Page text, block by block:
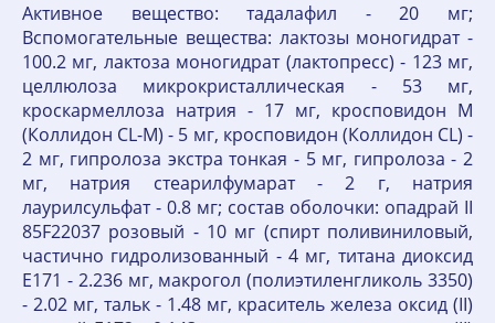
Активное вещество: тадалафил - 20 мг;
Вспомогательные вещества: лактозы моногидрат -
100.2 мг, лактоза моногидрат (лактопресс) - 123 мг,
целлюлоза микрокристаллическая - 53 мг,
кроскармеллоза натрия - 17 мг, кросповидон М
(Коллидон CL-M) - 5 мг, кросповидон (Коллидон CL) -
2 мг, гипролоза экстра тонкая - 5 мг, гипролоза - 2
мг, натрия стеарилфумарат - 2 г, натрия
лаурилсульфат - 0.8 мг; состав оболочки: опадрай II
85F22037 розовый - 10 мг (спирт поливиниловый,
частично гидролизованный - 4 мг, титана диоксид
Е171 - 2.236 мг, макрогол (полиэтиленгликоль 3350)
- 2.02 мг, тальк - 1.48 мг, краситель железа оксид (II)